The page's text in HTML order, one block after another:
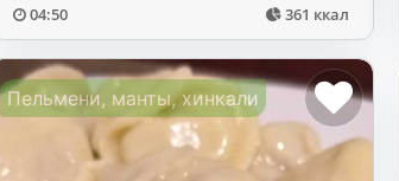
04:50 361 ккал
Пельмени, манты, хинкали